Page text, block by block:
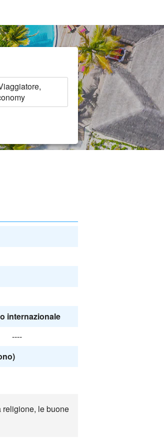
internazionale
----
religione, le buone